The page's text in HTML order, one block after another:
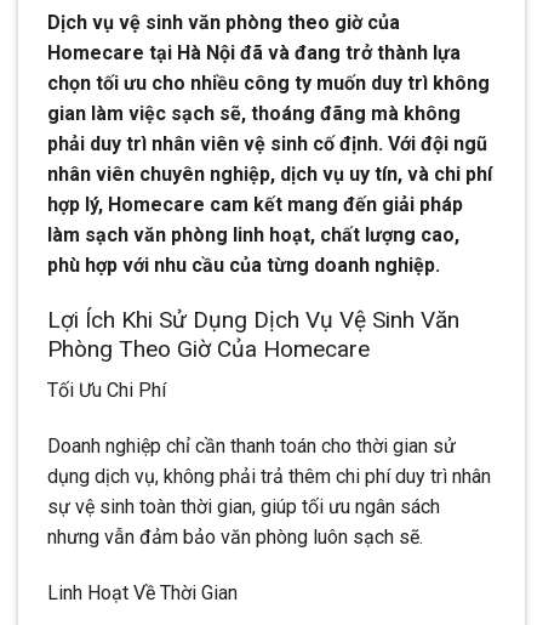
Dịch vụ vệ sinh văn phòng theo giờ của
Homecare tại Hà Nội đã và đang trở thành lựa
chọn tối ưu cho nhiều công ty muốn duy trì không
gian làm việc sạch sẽ, thoáng đãng mà không
phải duy trì nhân viên vệ sinh cố định. Với đội ngũ
nhân viên chuyên nghiệp, dịch vụ uy tín, và chi phí
hợp lý, Homecare cam kết mang đến giải pháp
làm sạch văn phòng linh hoạt, chất lượng cao,
phù hợp với nhu cầu của từng doanh nghiệp.
Lợi Ích Khi Sử Dụng Dịch Vụ Vệ Sinh Văn
Phòng Theo Giờ Của Homecare
Tối Ưu Chi Phí
Doanh nghiệp chỉ cần thanh toán cho thời gian sử
dụng dịch vụ, không phải trả thêm chi phí duy trì nhân
sự vệ sinh toàn thời gian, giúp tối ưu ngân sách
nhưng vẫn đảm bảo văn phòng luôn sạch sẽ.
Linh Hoạt Về Thời Gian